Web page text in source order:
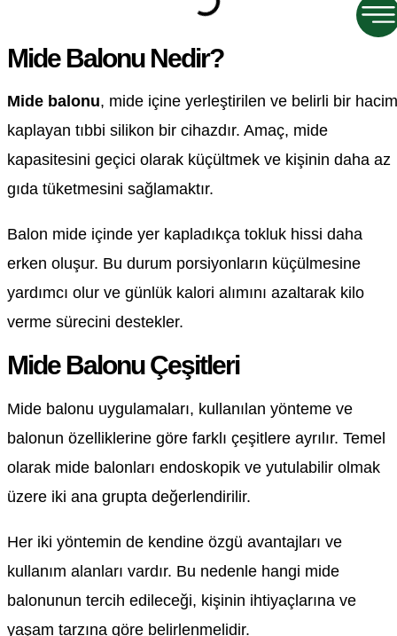
Mide Balonu Nedir?
Mide balonu, mide içine yerleştirilen ve belirli bir hacim
kaplayan tıbbi silikon bir cihazdır. Amaç, mide
kapasitesini geçici olarak küçültmek ve kişinin daha az
gıda tüketmesini sağlamaktır.
Balon mide içinde yer kapladıkça tokluk hissi daha
erken oluşur. Bu durum porsiyonların küçülmesine
yardımcı olur ve günlük kalori alımını azaltarak kilo
verme sürecini destekler.
Mide Balonu Çeşitleri
Mide balonu uygulamaları, kullanılan yönteme ve
balonun özelliklerine göre farklı çeşitlere ayrılır. Temel
olarak mide balonları endoskopik ve yutulabilir olmak
üzere iki ana grupta değerlendirilir.
Her iki yöntemin de kendine özgü avantajları ve
kullanım alanları vardır. Bu nedenle hangi mide
balonunun tercih edileceği, kişinin ihtiyaçlarına ve
yaşam tarzına göre belirlenmelidir.